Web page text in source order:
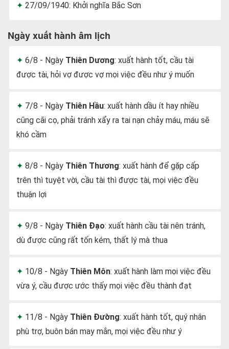
27/09/1940: Khởi nghĩa Bắc Sơn
Ngày xuất hành âm lịch
6/8 - Ngày Thiên Dương: xuất hành tốt, cầu tài
được tài, hỏi vợ được vợ mọi việc đều như ý muốn
7/8 - Ngày Thiên Hầu: xuất hành dầu ít hay nhiều
cũng cãi cọ, phải tránh xẩy ra tai nạn chảy máu, máu sẽ
khó cầm
8/8 - Ngày Thiên Thương: xuất hành để gặp cấp
trên thì tuyệt vời, cầu tài thì được tài, mọi việc đều
thuận lợi
9/8 - Ngày Thiên Đạo: xuất hành cầu tài nên tránh,
dù được cũng rất tốn kém, thất lý mà thua
10/8 - Ngày Thiên Môn: xuất hành làm mọi việc đều
vừa ý, cầu được ước thấy mọi việc đều thành đạt
11/8 - Ngày Thiên Đường: xuất hành tốt, quý nhân
phù trợ, buôn bán may mắn, mọi việc đều như ý